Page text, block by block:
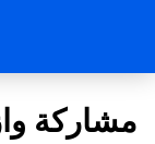
مشاركة